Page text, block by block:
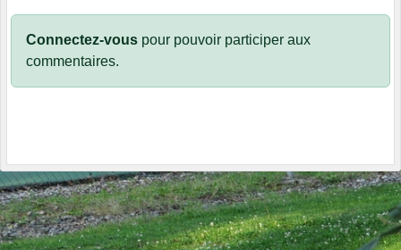
Connectez-vous pour pouvoir participer aux
commentaires.